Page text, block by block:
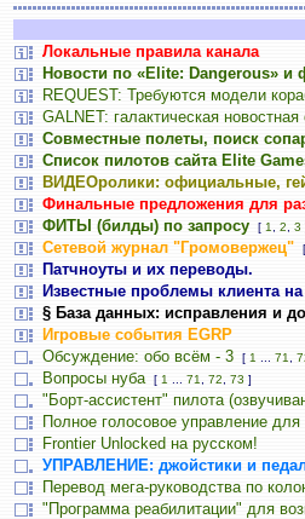
Локальные правила канала
Новости по «Elite: Dangerous» и
REQUEST: Требуются модели
GALNET: галактическая
Совместные полеты, поиск
Список пилотов сайта Elite
ВИДЕОролики: официальные,
Финальные предложения для
ФИТЫ (билды) по запросу [ 1 2 3
Сетевой журнал "Громовержец" [
Патчноуты и их переводы.
Известные проблемы клиента на
§ База данных: исправления и
Игровые события EGRP
Обсуждение: обо всём - 3
[ 1 71
Вопросы нуба [ 1 71 72 73 ]
"Борт-ассистент" пилота
Полное голосовое управление
Frontier Unlocked на русском!
УПРАВЛЕНИЕ: джойстики и
Перевод мега-руководства по
"Программа реабилитации" для